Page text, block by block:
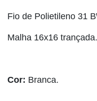
Fio de Polietileno 31
Malha 16x16 trançada.
Cor: Branca.